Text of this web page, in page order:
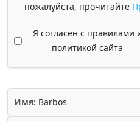
пожалуйста, прочитайте
Я согласен с правилами
политикой сайта
Имя: Barbos